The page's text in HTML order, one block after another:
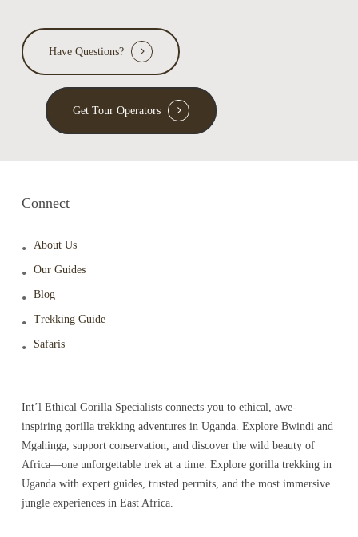
Have Questions?
Get Tour Operators
Connect
About Us
Our Guides
Blog
Trekking Guide
Safaris
Int’l Ethical Gorilla Specialists connects you to ethical, awe-
inspiring gorilla trekking adventures in Uganda. Explore Bwindi and
Mgahinga, support conservation, and discover the wild beauty of
Africa—one unforgettable trek at a time. Explore gorilla trekking in
Uganda with expert guides, trusted permits, and the most immersive
jungle experiences in East Africa.